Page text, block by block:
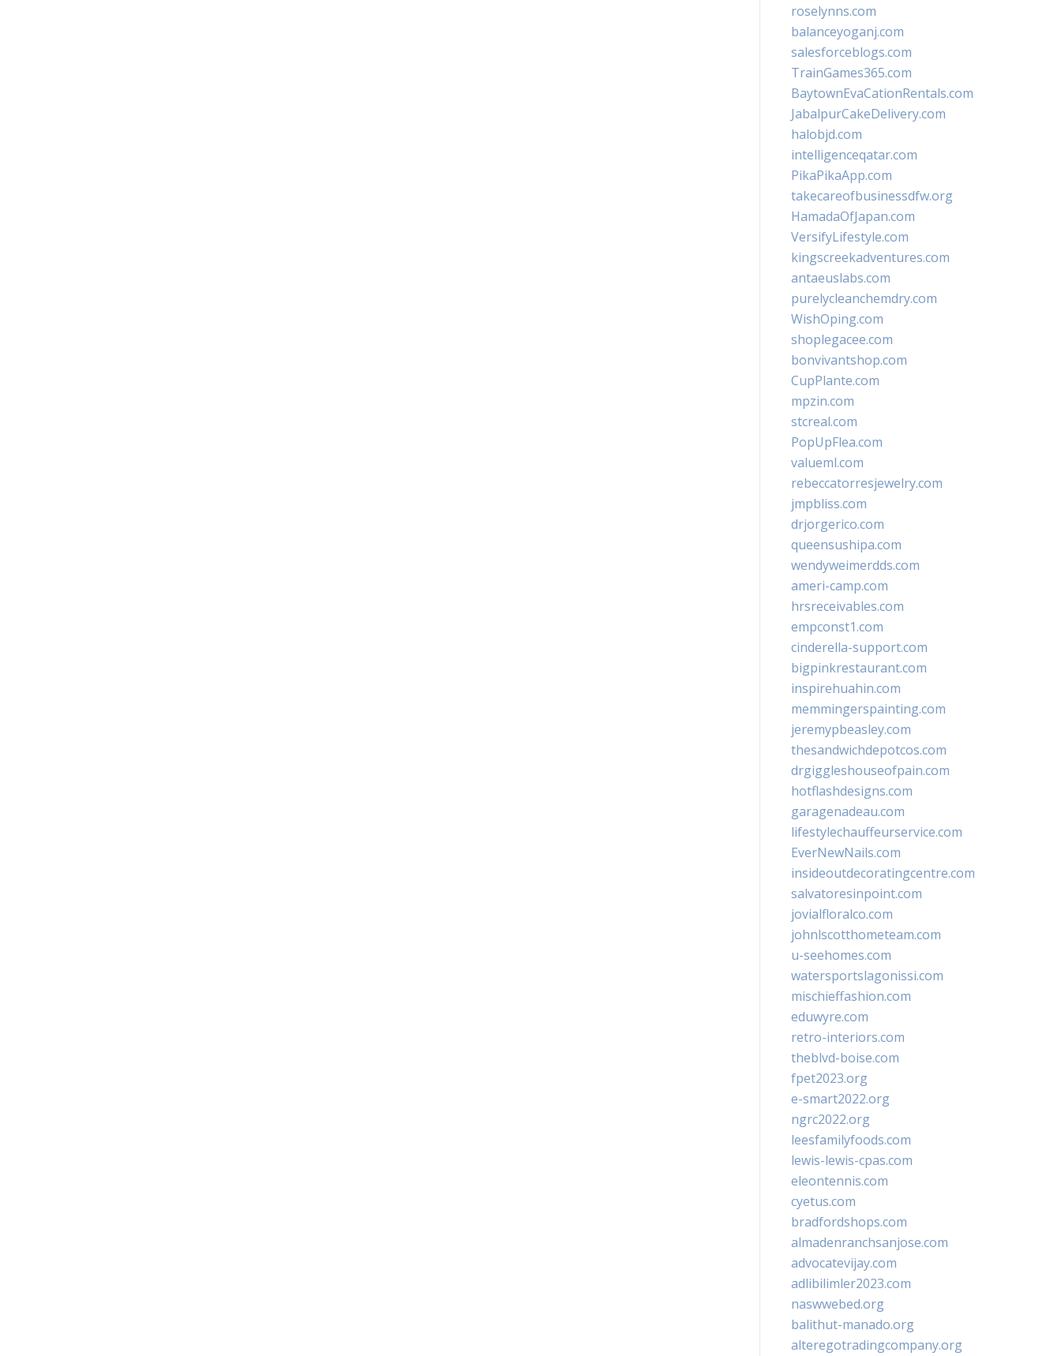
roselynns.com
balanceyoganj.com
salesforceblogs.com
TrainGames365.com
BaytownEvaCationRentals.com
JabalpurCakeDelivery.com
halobjd.com
intelligenceqatar.com
PikaPikaApp.com
takecareofbusinessdfw.org
HamadaOfJapan.com
VersifyLifestyle.com
kingscreekadventures.com
antaeuslabs.com
purelycleanchemdry.com
WishOping.com
shoplegacee.com
bonvivantshop.com
CupPlante.com
mpzin.com
stcreal.com
PopUpFlea.com
valueml.com
rebeccatorresjewelry.com
jmpbliss.com
drjorgerico.com
queensushipa.com
wendyweimerdds.com
ameri-camp.com
hrsreceivables.com
empconst1.com
cinderella-support.com
bigpinkrestaurant.com
inspirehuahin.com
memmingerspainting.com
jeremypbeasley.com
thesandwichdepotcos.com
drgiggleshouseofpain.com
hotflashdesigns.com
garagenadeau.com
lifestylechauffeurservice.com
EverNewNails.com
insideoutdecoratingcentre.com
salvatoresinpoint.com
jovialfloralco.com
johnlscotthometeam.com
u-seehomes.com
watersportslagonissi.com
mischieffashion.com
eduwyre.com
retro-interiors.com
theblvd-boise.com
fpet2023.org
e-smart2022.org
ngrc2022.org
leesfamilyfoods.com
lewis-lewis-cpas.com
eleontennis.com
cyetus.com
bradfordshops.com
almadenranchsanjose.com
advocatevijay.com
adlibilimler2023.com
naswwebed.org
balithut-manado.org
alteregotradingcompany.org